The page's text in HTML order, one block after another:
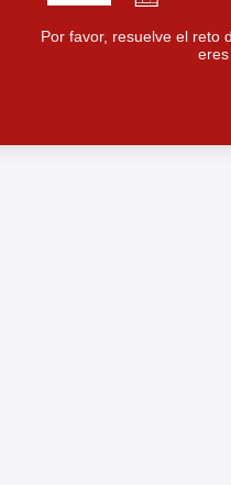
Por favor, resuelve el reto
eres